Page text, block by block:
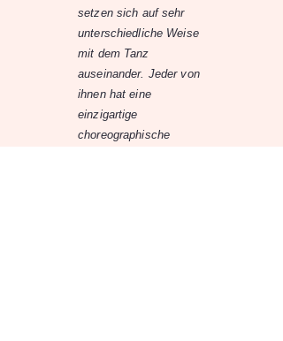
setzen sich auf sehr
unterschiedliche Weise
mit dem Tanz
auseinander. Jeder von
ihnen hat eine
einzigartige
choreographische